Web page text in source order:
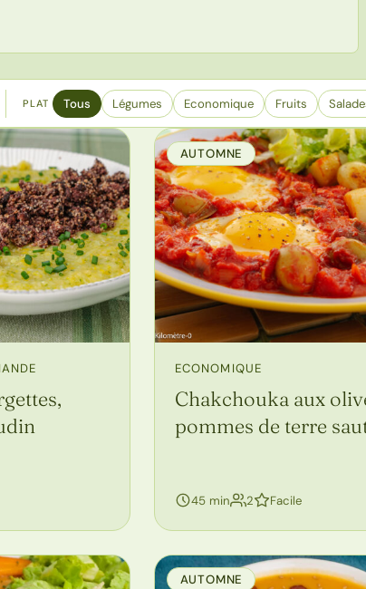
PLAT Tous Légumes Economique Fruits
AUTOMNE
ECONOMIQUE
Chakchouka aux
pommes de terre
45 min 2personnes
Facile
AUTOMNE